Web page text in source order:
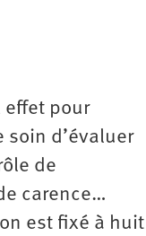
effet pour
d’évaluer
de
carence…
est fixé à huit